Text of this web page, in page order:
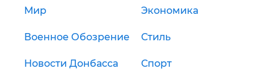
Мир Экономика
Военное Обозрение Стиль
Новости Донбасса Спорт